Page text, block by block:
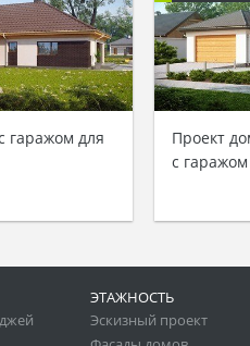
гаражом для
Проект
с гаражом
ЭТАЖНОСТЬ
Эскизный проект